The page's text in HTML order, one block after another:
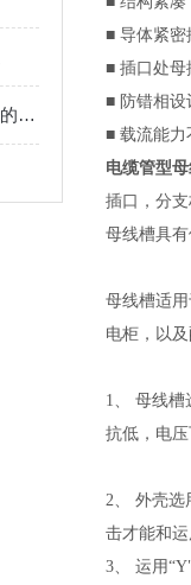
1000A封闭式母线槽在变电站内的应用注意事项
■ 导体紧密
■ 插口处母
■ 防错相设
■ 载流能力
电缆管型
插口，分
母线槽具
母线槽适
电柜，以
1、 母线
抗低，电
2、 外壳选
击才能和
3、 运用